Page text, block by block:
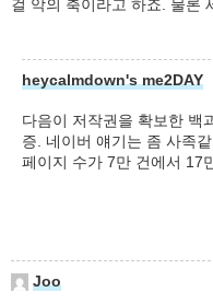
걸 악의 축이라고 하죠. 물론
heycalmdown's me2DAY
다음이 저작권을 확보한 백
증. 네이버 얘기는 좀 사족
페이지 수가 7만 건에서 17
Joo